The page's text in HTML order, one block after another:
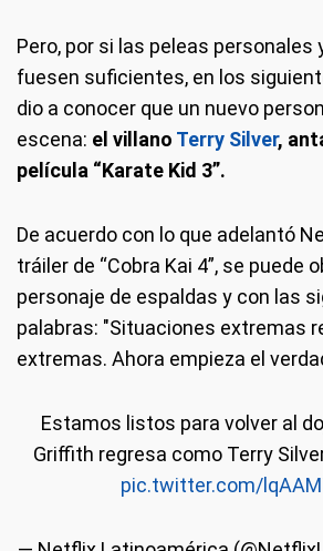
Pero, por si las peleas personales
fuesen suficientes, en los
dio a conocer que un nuevo
escena: el villano Terry Silver,
película “Karate Kid 3”.
De acuerdo con lo que adelantó
tráiler de “Cobra Kai 4”, se puede
personaje de espaldas y con las
palabras: "Situaciones extremas
extremas. Ahora empieza el
Estamos listos para volver al
Griffith regresa como Terry
pic.twitter.com/